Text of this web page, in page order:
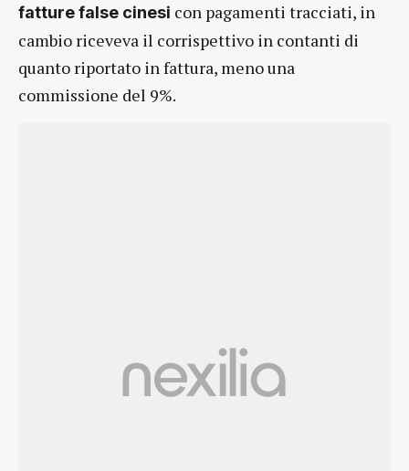
fatture false cinesi con pagamenti tracciati, in
cambio riceveva il corrispettivo in contanti di
quanto riportato in fattura, meno una
commissione del 9%.